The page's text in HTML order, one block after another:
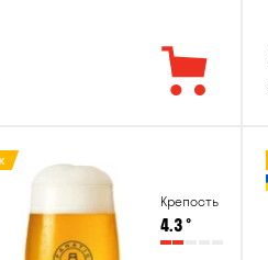
Крепость
4.3°